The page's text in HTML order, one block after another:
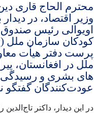
محترم الحاج قاری
وزیر اقتصاد، در دیدار
اویوالی رئیس صندوق
کودکان سازمان ملل
پرست دفتر هیأت
ملل در افغانستان،
های بشری و
عودت‌کنندگان گفتگو
در این دیدار، داکتر